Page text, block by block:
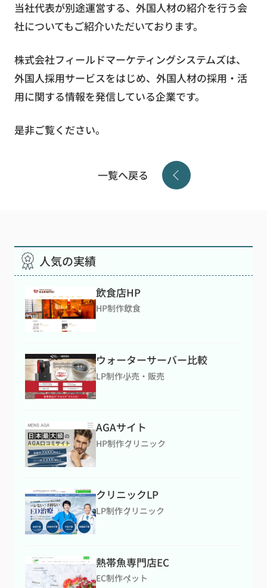
無料お見積もり お問い合わせ
当社代表が別途運営する、外国人材の紹介を行う会
社についてもご紹介いただいております。
株式会社フィールドマーケティングシステムズは、
外国人採用サービスをはじめ、外国人材の採用・活
用に関する情報を発信している企業です。
是非ご覧ください。
一覧へ戻る
人気の実績
飲食店HP
HP制作飲食
ウォーターサーバー比較
LP制作小売・販売
AGAサイト
HP制作クリニック
クリニックLP
LP制作クリニック
熱帯魚専門店EC
EC制作ペット